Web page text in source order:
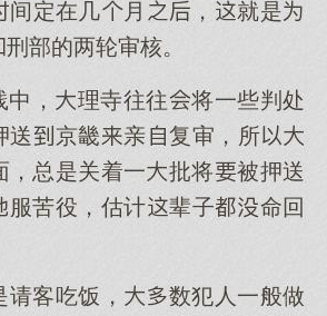
间定在几月，就是
部的两轮审核。
中，理寺往往将一些判处
送京畿亲复审，所
，总是关着一批将被押送
苦役，估计辈子命回
请客吃饭，数犯人一般做